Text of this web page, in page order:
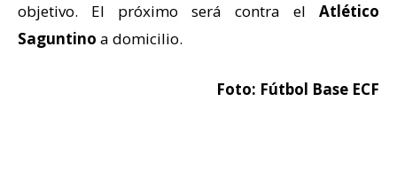
objetivo. El próximo será contra el Atlético
Saguntino a domicilio.
Foto: Fútbol Base ECF